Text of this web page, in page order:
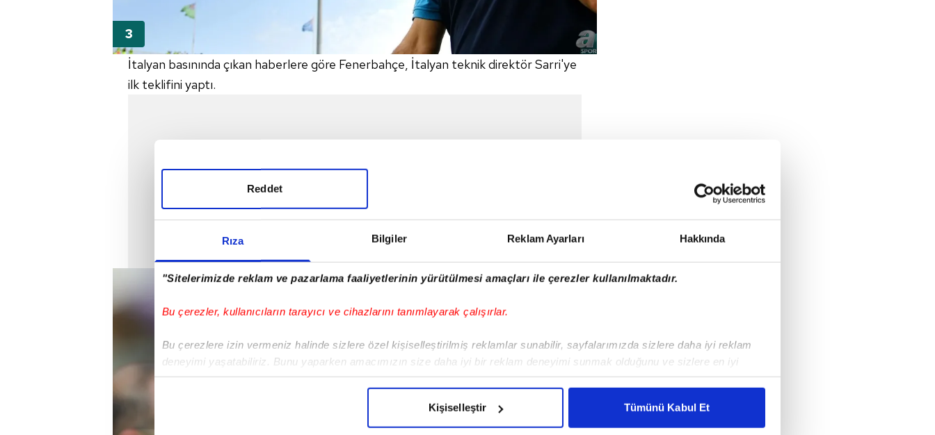
Rıza Bilgiler Reklam Ayarları Hakkında
"Sitelerimizde reklam ve pazarlama faaliyetlerinin yürütülmesi amaçları ile çerezler kullanılmaktadır.
Bu çerezler, kullanıcıların tarayıcı ve cihazlarını tanımlayarak çalışırlar.
Bu çerezlere izin vermeniz halinde sizlere özel kişiselleştirilmiş reklamlar sunabilir, sayfalarımızda sizlere daha iyi reklam
deneyimi yaşatabiliriz. Bunu yaparken amacımızın size daha iyi bir reklam deneyimi sunmak olduğunu ve sizlere en iyi
içerikleri sunabilmek adına elimizden gelen çabayı gösterdiğimizi ve bu noktada, reklamların maliyetlerimizi karşılamak
Her halükârda, kullanıcılar, bu çerezlere izin vermedikleri takdirde, kullanıcılara hedefli reklamlar gösterilmeyecektir."
Reddet
Kişiselleştir Tümünü Kabul Et
İtalyan basınında çıkan haberlere göre Fenerbahçe, İtalyan teknik direktör Sarri'ye
ilk teklifini yaptı.